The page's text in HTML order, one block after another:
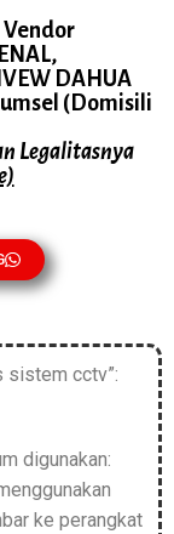
Vendor
DAHUA
(Domisili
Legalitasnya
sistem cctv”:
digunakan:
ke perangkat